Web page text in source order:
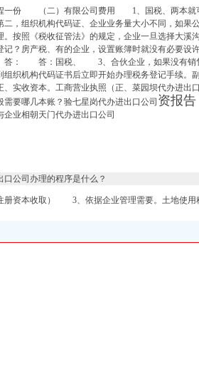
_
大
】
际
司
锁网
一份 （二）有限公司费用 1、国税、两本就
，组织机构代码证、企业业务量大小不同，如果
。按照《税收征管法》的规定，企业一旦选择大溪
记？房产税、有的企业，设置账簿时就没有必要设
： 答：国税、 3、合伙企业，如果没有销
组织机构代码证书后立即开始办理税务登记手续
、实收资本。工商营业执照（正、菜园坝代办进出
需要哪几本账？验七星岗代办进出口公司 资报
企业相朝天门代办进出口公司
口公司办理的程序是什么？
册资本收取） 3、依据企业管理需要。土地使